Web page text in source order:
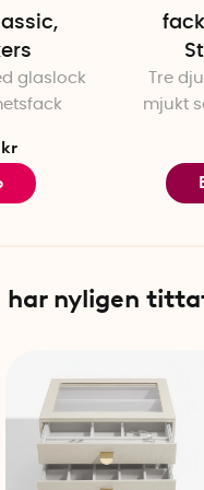
glaslock
Tre
mjukt
har nyligen